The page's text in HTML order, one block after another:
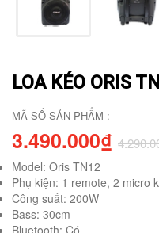
LOA KÉO ORIS
MÃ SỐ SẢN PHẨM :
3.490.000₫
Model: Oris TN12
Phụ kiện: 1 remote, 2 micro
Công suất: 200W
Bass: 30cm
Bluetooth: Có